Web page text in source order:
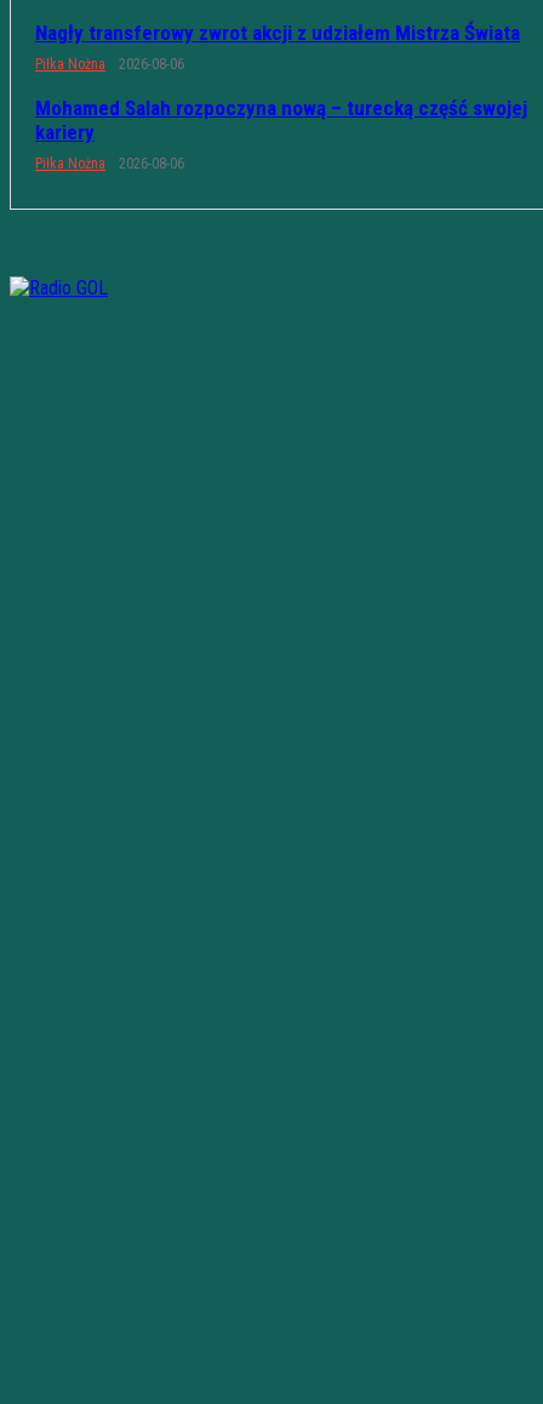
Nagły transferowy zwrot akcji z udziałem Mistrza Świata
Piłka Nożna 2026-08-06
Mohamed Salah rozpoczyna nową – turecką część swojej
kariery
Piłka Nożna 2026-08-06